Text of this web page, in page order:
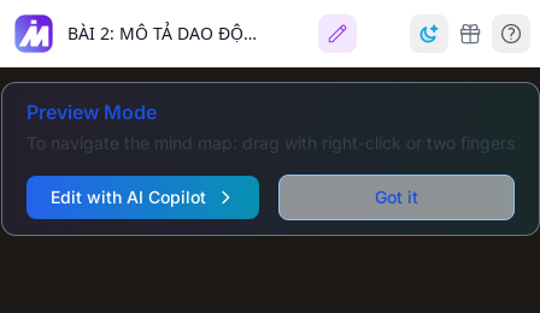
BÀI 2: MÔ TẢ DAO ĐỘNG ĐIỀU HÒA
Preview Mode
To navigate the mind map: drag with right-click or two fingers
Edit with AI Copilot Got it